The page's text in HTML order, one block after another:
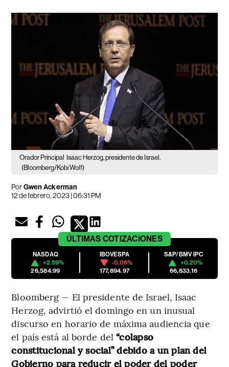
Orador Principal
Isaac Herzog, presidente de Israel.
(Bloomberg/Kobi Wolf)
PorGwen Ackerman
12 de febrero, 2023 | 06:31 PM
ÚLTIMAS COTIZACIONES
NASDAQ
+2.59%
26,584.99
IBOVESPA
-0.06%
177,894.97
S&P/BMV IPC
+0.20%
66,833.16
Bloomberg — El presidente de Israel, Isaac
Herzog, advirtió el domingo en un inusual
discurso en horario de máxima audiencia que
el país está al borde del“colapso
constitucional y social” debido a un plan del
Gobierno para reducir el poder del poder